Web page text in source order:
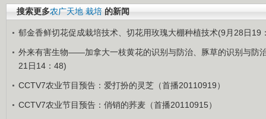
搜索更多农广天地 栽培 的新闻
郁金香鲜切花促成栽培技术、切花用玫瑰大棚种植技术(9月28日19
外来有害生物——加拿大一枝黄花的识别与防治、豚草的识别与防
21日14：48)
CCTV7农业节目预告：爱打扮的灵芝（首播20110919）
CCTV7农业节目预告：俏销的荞麦（首播20110915）